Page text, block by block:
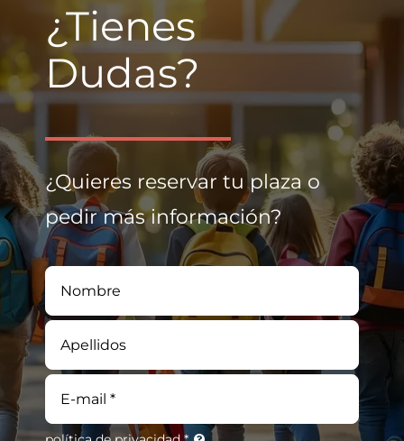
¿Tienes
Dudas?
¿Quieres reservar tu plaza o
pedir más información?
Correo
electrónico